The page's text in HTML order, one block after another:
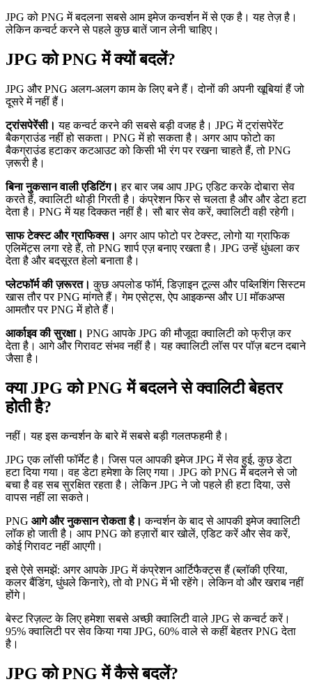
JPG को PNG में बदलना सबसे आम इमेज कन्वर्शन में से एक है। यह तेज़ है।
लेकिन कन्वर्ट करने से पहले कुछ बातें जान लेनी चाहिए।
JPG को PNG में क्यों बदलें?
JPG और PNG अलग-अलग काम के लिए बने हैं। दोनों की अपनी खूबियां हैं जो
दूसरे में नहीं हैं।
ट्रांसपेरेंसी। यह कन्वर्ट करने की सबसे बड़ी वजह है। JPG में ट्रांसपेरेंट
बैकग्राउंड नहीं हो सकता। PNG में हो सकता है। अगर आप फोटो का
बैकग्राउंड हटाकर कटआउट को किसी भी रंग पर रखना चाहते हैं, तो PNG
ज़रूरी है।
बिना नुकसान वाली एडिटिंग। हर बार जब आप JPG एडिट करके दोबारा सेव
करते हैं, क्वालिटी थोड़ी गिरती है। कंप्रेशन फिर से चलता है और और डेटा हटा
देता है। PNG में यह दिक्कत नहीं है। सौ बार सेव करें, क्वालिटी वही रहेगी।
साफ टेक्स्ट और ग्राफिक्स। अगर आप फोटो पर टेक्स्ट, लोगो या ग्राफिक
एलिमेंट्स लगा रहे हैं, तो PNG शार्प एज़ बनाए रखता है। JPG उन्हें धुंधला कर
देता है और बदसूरत हेलो बनाता है।
प्लेटफॉर्म की ज़रूरत। कुछ अपलोड फॉर्म, डिज़ाइन टूल्स और पब्लिशिंग सिस्टम
खास तौर पर PNG मांगते हैं। गेम एसेट्स, ऐप आइकन्स और UI मॉकअप्स
आमतौर पर PNG में होते हैं।
आर्काइव की सुरक्षा। PNG आपके JPG की मौजूदा क्वालिटी को फ्रीज़ कर
देता है। आगे और गिरावट संभव नहीं है। यह क्वालिटी लॉस पर पॉज़ बटन दबाने
जैसा है।
क्या JPG को PNG में बदलने से क्वालिटी बेहतर
होती है?
नहीं। यह इस कन्वर्शन के बारे में सबसे बड़ी गलतफहमी है।
JPG एक लॉसी फॉर्मेट है। जिस पल आपकी इमेज JPG में सेव हुई, कुछ डेटा
हटा दिया गया। वह डेटा हमेशा के लिए गया। JPG को PNG में बदलने से जो
बचा है वह सब सुरक्षित रहता है। लेकिन JPG ने जो पहले ही हटा दिया, उसे
वापस नहीं ला सकते।
PNG आगे और नुकसान रोकता है। कन्वर्शन के बाद से आपकी इमेज क्वालिटी
लॉक हो जाती है। आप PNG को हज़ारों बार खोलें, एडिट करें और सेव करें,
कोई गिरावट नहीं आएगी।
इसे ऐसे समझें: अगर आपके JPG में कंप्रेशन आर्टिफैक्ट्स हैं (ब्लॉकी एरिया,
कलर बैंडिंग, धुंधले किनारे), तो वो PNG में भी रहेंगे। लेकिन वो और खराब नहीं
होंगे।
बेस्ट रिज़ल्ट के लिए हमेशा सबसे अच्छी क्वालिटी वाले JPG से कन्वर्ट करें।
95% क्वालिटी पर सेव किया गया JPG, 60% वाले से कहीं बेहतर PNG देता
है।
JPG को PNG में कैसे बदलें?